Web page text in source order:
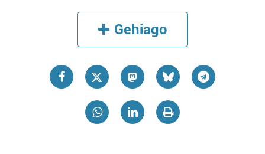
Gehiago